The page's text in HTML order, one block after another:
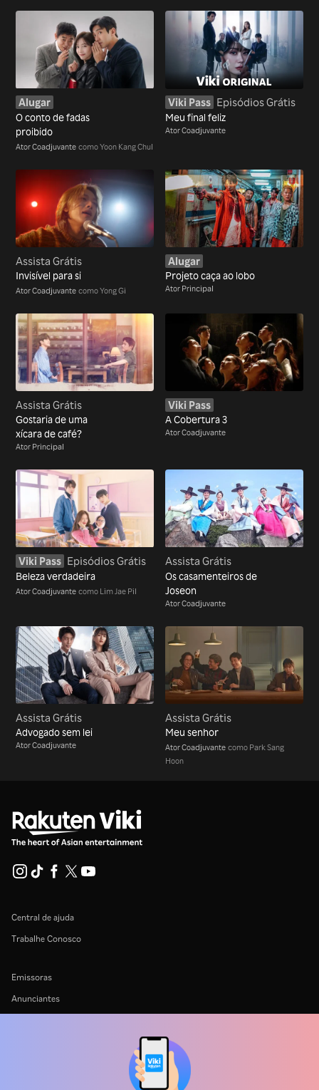
Alugar
O conto de fadas
proibido
Ator Coadjuvante como Yoon Kang Chul
Viki Pass Episódios Grátis
Meu final feliz
Ator Coadjuvante
Assista Grátis
Invisível para si
Ator Coadjuvante como Yong Gi
Alugar
Projeto caça ao lobo
Ator Principal
Assista Grátis
Gostaria de uma
xícara de café?
Ator Principal
Viki Pass
A Cobertura 3
Ator Coadjuvante
Viki Pass Episódios Grátis
Beleza verdadeira
Ator Coadjuvante como Lim Jae Pil
Assista Grátis
Os casamenteiros de
Joseon
Ator Coadjuvante
Assista Grátis
Advogado sem lei
Ator Coadjuvante
Assista Grátis
Meu senhor
Ator Coadjuvante como Park Sang
Hoon
Central de ajuda
Trabalhe Conosco
Emissoras
Anunciantes